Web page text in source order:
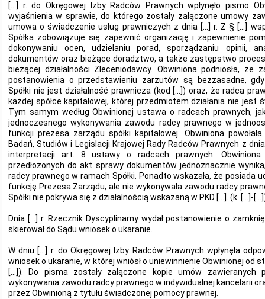
[…] r. do Okręgowej Izby Radców Prawnych wpłynęło pismo
wyjaśnienia w sprawie, do którego zostały załączone umowy
umowa o świadczenie usług prawniczych z dnia […] r. Z § […]
Spółka zobowiązuje się zapewnić organizację i zapewnienie
dokonywaniu ocen, udzielaniu porad, sporządzaniu opinii,
dokumentów oraz bieżące doradztwo, a także zastępstwo
bieżącej działalności Zleceniodawcy. Obwiniona podniosła,
postanowienia o przedstawieniu zarzutów są bezzasadne,
Spółki nie jest działalność prawnicza (kod […]) oraz, że radca
każdej spółce kapitałowej, której przedmiotem działania nie jest
Tym samym według Obwinionej ustawa o radcach prawnych,
jednoczesnego wykonywania zawodu radcy prawnego w
funkcji prezesa zarządu spółki kapitałowej. Obwiniona
Badań, Studiów i Legislacji Krajowej Rady Radców Prawnych z
interpretacji art. 8 ustawy o radcach prawnych. Obwiniona
przedłożonych do akt sprawy dokumentów jednoznacznie
radcy prawnego w ramach Spółki. Ponadto wskazała, że posiada
funkcję Prezesa Zarządu, ale nie wykonywała zawodu radcy
Spółki nie pokrywa się z działalnością wskazaną w PKD […]. (k. […]-
Dnia […] r. Rzecznik Dyscyplinarny wydał postanowienie o
skierował do Sądu wniosek o ukaranie.
W dniu […] r. do Okręgowej Izby Radców Prawnych wpłynęła
wniosek o ukaranie, w której wniósł o uniewinnienie Obwinionej od
[…]). Do pisma zostały załączone kopie umów zawieranych
wykonywania zawodu radcy prawnego w indywidualnej kancelarii
przez Obwinioną z tytułu świadczonej pomocy prawnej.